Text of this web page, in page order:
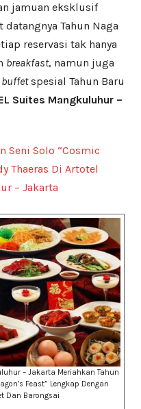
jamuan eksklusif
Tahun Naga
reservasi tak hanya
breakfast, namun juga
buffetspesial Tahun Baru
Suites Mangkuluhur –
Seni Solo “Cosmic
Thaeras Di Artotel
– Jakarta
– Jakarta Meriahkan Tahun
Feast” Lengkap Dengan
Dan Barongsai